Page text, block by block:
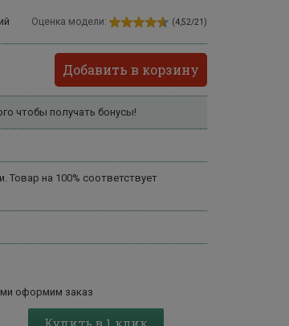
Оценка модели: (4,52/21)
Добавить в корзину
чтобы получать бонусы!
на 100% соответствует
оформим заказ
Купить в 1 клик